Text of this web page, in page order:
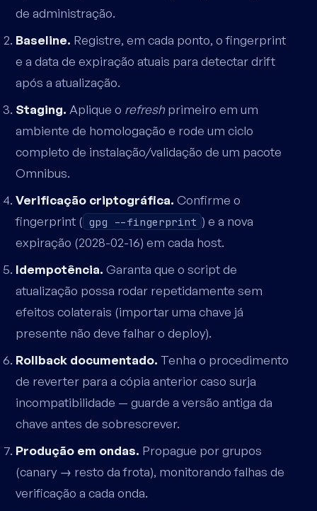
de administração.
Baseline. Registre, em cada ponto, o fingerprint
e a data de expiração atuais para detectar drift
após a atualização.
Staging. Aplique o refresh primeiro em um
ambiente de homologação e rode um ciclo
completo de instalação/validação de um pacote
Omnibus.
Verificação criptográfica. Confirme o
fingerprint ( gpg --fingerprint ) e a nova
expiração (2028-02-16) em cada host.
Idempotência. Garanta que o script de
atualização possa rodar repetidamente sem
efeitos colaterais (importar uma chave já
presente não deve falhar o deploy).
Rollback documentado. Tenha o procedimento
de reverter para a cópia anterior caso surja
incompatibilidade — guarde a versão antiga da
chave antes de sobrescrever.
Produção em ondas. Propague por grupos
(canary → resto da frota), monitorando falhas de
verificação a cada onda.